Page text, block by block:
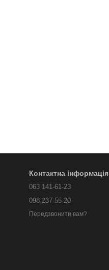
Контактна інформація
063 141-61-23
098 237-55-20
Передзвонити вам?